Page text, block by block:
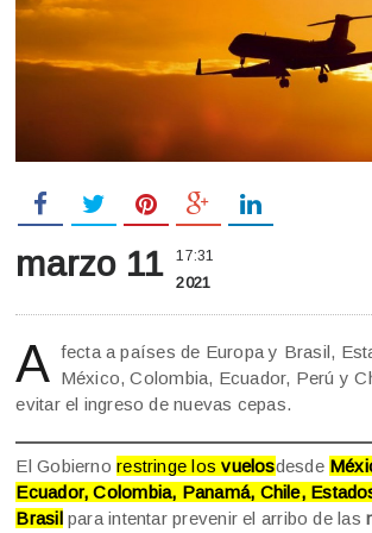
marzo 11 17:31
2021
A fecta a países de Europa y Brasil,
México, Colombia, Ecuador, Perú y
evitar el ingreso de nuevas cepas.
El Gobiernorestringe losvuelosdesde
Ecuador, Colombia, Panamá, Chile,
Brasilpara intentar prevenir el arribo de las